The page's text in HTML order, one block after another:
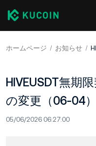
ホームページ お知らせ
HIVEUSDT無期
の変更（06-04）
05/06/2026 06:27:00